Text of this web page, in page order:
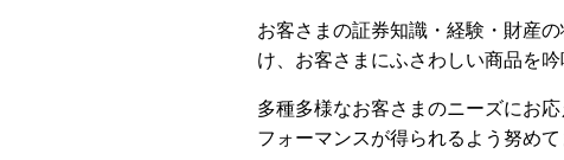
お客さまの証券知識・経験・財産
け、お客さまにふさわしい商品を
多種多様なお客さまのニーズにお
フォーマンスが得られるよう努めて